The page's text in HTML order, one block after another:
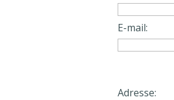
E-mail:
Adresse: